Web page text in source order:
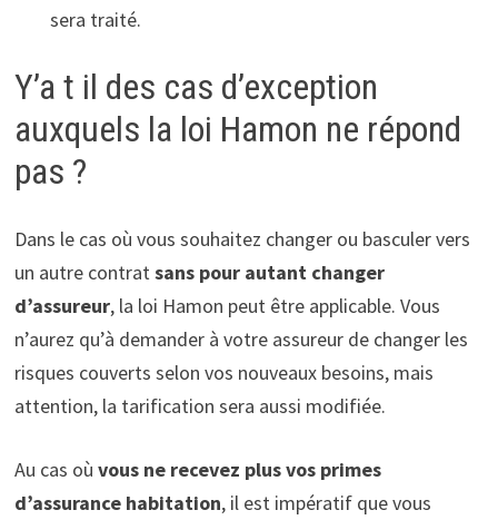
sera traité.
Y’a t il des cas d’exception
auxquels la loi Hamon ne répond
pas ?
Dans le cas où vous souhaitez changer ou basculer vers
un autre contratsans pour autant changer
d’assureur, la loi Hamon peut être applicable. Vous
n’aurez qu’à demander à votre assureur de changer les
risques couverts selon vos nouveaux besoins, mais
attention, la tarification sera aussi modifiée.
Au cas où vous ne recevez plus vos primes
d’assurance habitation, il est impératif que vous